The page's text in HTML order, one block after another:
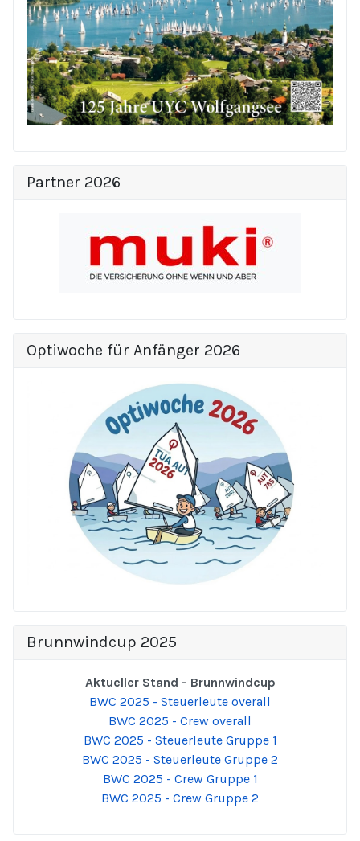
Partner 2026
Optiwoche für Anfänger 2026
Brunnwindcup 2025
Aktueller Stand - Brunnwindcup
BWC 2025 - Steuerleute overall
BWC 2025 - Crew overall
BWC 2025 - Steuerleute Gruppe 1
BWC 2025 - Steuerleute Gruppe 2
BWC 2025 - Crew Gruppe 1
BWC 2025 - Crew Gruppe 2